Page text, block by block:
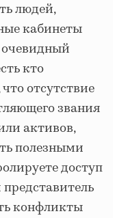
людей,
кабинеты
кто
отсутствие
звания
активов,
полезными
доступ
конфликты